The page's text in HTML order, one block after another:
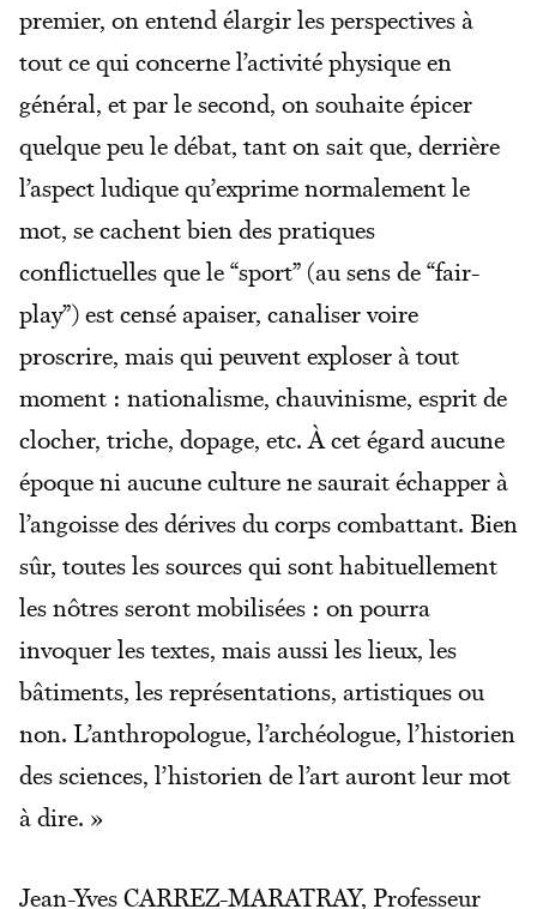
premier, on entend élargir les perspectives à
tout ce qui concerne l’activité physique en
général, et par le second, on souhaite épicer
quelque peu le débat, tant on sait que, derrière
l’aspect ludique qu’exprime normalement le
mot, se cachent bien des pratiques
conflictuelles que le “sport” (au sens de “fair-
play”) est censé apaiser, canaliser voire
proscrire, mais qui peuvent exploser à tout
moment : nationalisme, chauvinisme, esprit de
clocher, triche, dopage, etc. À cet égard aucune
époque ni aucune culture ne saurait échapper à
l’angoisse des dérives du corps combattant. Bien
sûr, toutes les sources qui sont habituellement
les nôtres seront mobilisées : on pourra
invoquer les textes, mais aussi les lieux, les
bâtiments, les représentations, artistiques ou
non. L’anthropologue, l’archéologue, l’historien
des sciences, l’historien de l’art auront leur mot
à dire. »
Jean-Yves CARREZ-MARATRAY, Professeur